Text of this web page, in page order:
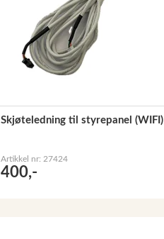
Skjøteledning til styrepanel (WIFI)
Artikkel nr: 27424
400,-